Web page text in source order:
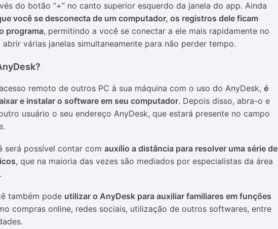
do botão “+” no canto superior esquerdo da janela do app. Ainda
você se desconecta de um computador, os registros dele ficam
programa, permitindo a você se conectar a ele mais rapidamente no
várias janelas simultaneamente para não perder tempo.
remoto de outros PC à sua máquina com o uso do AnyDesk, é
e instalar o software em seu computador. Depois disso, abra-o e
usuário o seu endereço AnyDesk, que estará presente no campo
será possível contar com auxílio a distância para resolver uma série de
, que na maioria das vezes são mediados por especialistas da área
também pode utilizar o AnyDesk para auxiliar familiares em funções
compras online, redes sociais, utilização de outros softwares, entre